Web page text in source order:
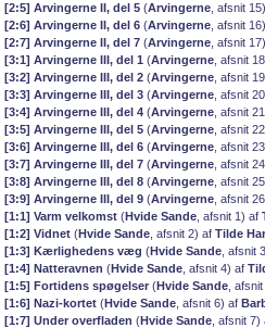
[2:5] Arvingerne II, del 5 (Arvingerne , afsnit
[2:6] Arvingerne II, del 6 (Arvingerne , afsnit
[2:7] Arvingerne II, del 7 (Arvingerne , afsnit
[3:1] Arvingerne III, del 1 (Arvingerne , afsnit
[3:2] Arvingerne III, del 2 (Arvingerne , afsnit
[3:3] Arvingerne III, del 3 (Arvingerne , afsnit
[3:4] Arvingerne III, del 4 (Arvingerne , afsnit
[3:5] Arvingerne III, del 5 (Arvingerne , afsnit
[3:6] Arvingerne III, del 6 (Arvingerne , afsnit
[3:7] Arvingerne III, del 7 (Arvingerne , afsnit
[3:8] Arvingerne III, del 8 (Arvingerne , afsnit
[3:9] Arvingerne III, del 9 (Arvingerne , afsnit
[1:1] Varm velkomst (Hvide Sande , afsnit 1) af
[1:2] Vidnet (Hvide Sande , afsnit 2) af Tilde
[1:3] Kærlighedens væg (Hvide Sande , afsnit
[1:4] Natteravnen (Hvide Sande , afsnit 4) af
[1:5] Fortidens spøgelser (Hvide Sande ,
[1:6] Nazi-kortet (Hvide Sande , afsnit 6) af
[1:7] Under overfladen (Hvide Sande , afsnit